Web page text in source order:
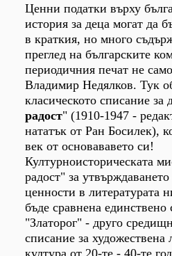
Ценни податки върху
история за деца могат да
в краткия, но много
преглед на българските
периодичния печат не
Владимир Недялков. Тук
класическото списание за
радост" (1910-1947 -
нататък от Ран Босилек),
век от основававето си!
Културноисторическата
радост" за
ценности в литературата
бъде сравнена единствено
"Златорог" - друго
списание за художествена
култура от 20-те - 40-те